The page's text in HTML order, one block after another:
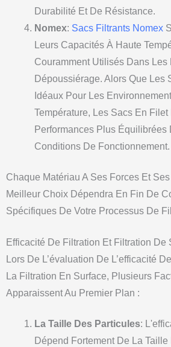
Durabilité Et De Résistance.
Nomex: Sacs Filtrants Nomex
Leurs Capacités À Haute
Couramment Utilisés Dans Les
Dépoussiérage. Alors Que Les
Idéaux Pour Les
Température, Les Sacs En
Performances Plus Équilibrées
Conditions De Fonctionnement.
Chaque Matériau A Ses Forces Et
Meilleur Choix Dépendra En Fin De
Spécifiques De Votre Processus De
Efficacité De Filtration Et Filtration De
Lors De L’évaluation De L’efficacité
La Filtration En Surface, Plusieurs
Apparaissent Au Premier Plan :
La Taille Des Particules:
Dépend Fortement De La